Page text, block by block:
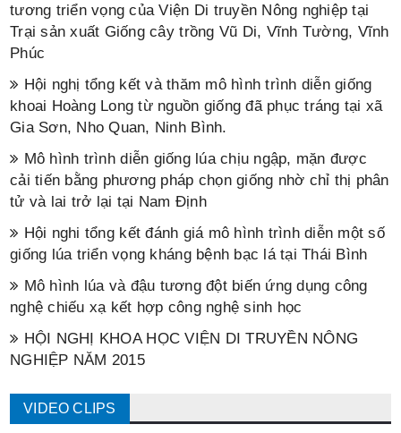
tương triển vọng của Viện Di truyền Nông nghiệp tại
Trại sản xuất Giống cây trồng Vũ Di, Vĩnh Tường, Vĩnh
Phúc
Hội nghị tổng kết và thăm mô hình trình diễn giống
khoai Hoàng Long từ nguồn giống đã phục tráng tại xã
Gia Sơn, Nho Quan, Ninh Bình.
Mô hình trình diễn giống lúa chịu ngập, mặn được
cải tiến bằng phương pháp chọn giống nhờ chỉ thị phân
tử và lai trở lại tại Nam Định
Hội nghi tổng kết đánh giá mô hình trình diễn một số
giống lúa triển vọng kháng bệnh bạc lá tại Thái Bình
Mô hình lúa và đậu tương đột biến ứng dụng công
nghệ chiếu xạ kết hợp công nghệ sinh học
HỘI NGHỊ KHOA HỌC VIỆN DI TRUYỀN NÔNG
NGHIỆP NĂM 2015
VIDEO CLIPS